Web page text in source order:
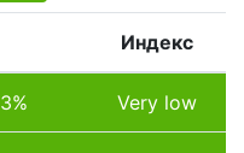
Индекс
Very low